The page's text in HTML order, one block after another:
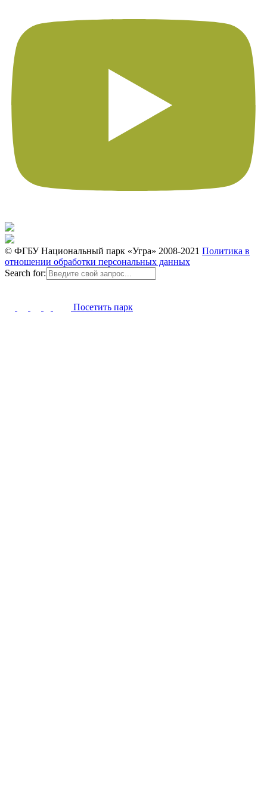
© ФГБУ Национальный парк «Угра» 2008-2021 Политика в
отношении обработки персональных данных
Search for:
Посетить парк